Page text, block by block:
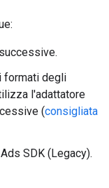
formati degli
l'adattatore
(consigliata
SDK (Legacy).